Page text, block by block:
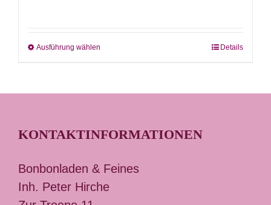
Ausführung wählen
auf.
Details
KONTAKTINFORMATIONEN
Bonbonladen & Feines
Inh. Peter Hirche